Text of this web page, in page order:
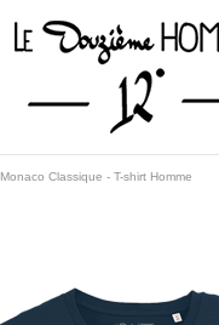
Monaco Classique - T-shirt Homme